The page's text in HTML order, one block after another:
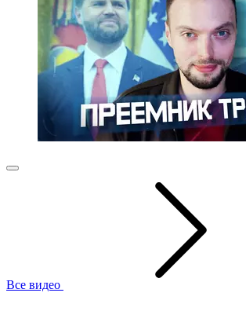
Все видео